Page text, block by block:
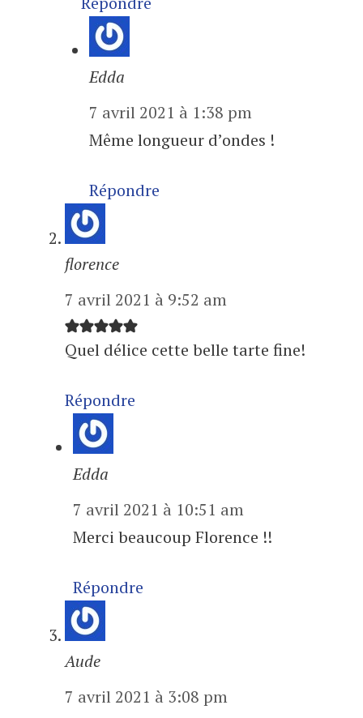
Edda
7 avril 2021 à 1:38 pm
Même longueur d’ondes !
Répondre
florence
7 avril 2021 à 9:52 am
Quel délice cette belle tarte fine!
Répondre
Edda
7 avril 2021 à 10:51 am
Merci beaucoup Florence !!
Répondre
Aude
7 avril 2021 à 3:08 pm